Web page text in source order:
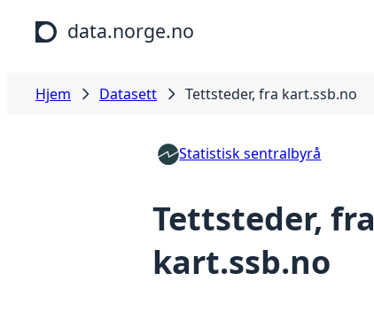
Hopp til hovedinnhold
data.norge.no
Hjem Datasett Tettsteder, fra kart.ssb.no
Statistisk sentralbyrå
Tettsteder, fra
kart.ssb.no